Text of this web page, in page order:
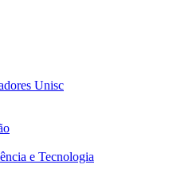
Unisc
e Tecnologia